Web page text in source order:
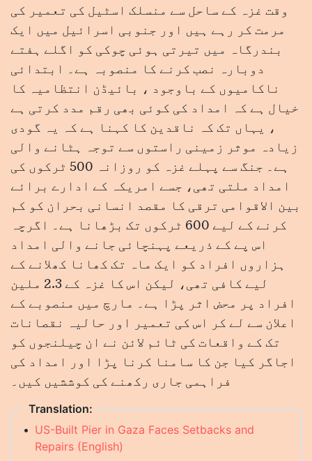
وقت غزہ کے ساحل سے منسلک اسٹیل کی تعمیر کی
مرمت کر رہے ہیں اور جنوبی اسرائیل میں ایک
بندرگاہ میں تیرتی ہوئی چوکی کو اگلے ہفتے
دوبارہ نصب کرنے کا منصوبہ ہے۔ ابتدائی
ناکامیوں کے باوجود ، بائیڈن انتظامیہ کا
خیال ہے کہ امداد کی کوئی بھی رقم مدد کرتی ہے
، یہاں تک کہ ناقدین کا کہنا ہے کہ یہ گودی
زیادہ موثر زمینی راستوں سے توجہ ہٹانے والی
ہے۔ جنگ سے پہلے غزہ کو روزانہ 500 ٹرکوں کی
امداد ملتی تھی، جسے امریکہ کے ادارے برائے
بین الاقوامی ترقی کا مقصد انسانی بحران کو کم
کرنے کے لیے 600 ٹرکوں تک بڑھانا ہے۔ اگرچہ
اس پے کے ذریعے پہنچائی جانے والی امداد
ہزاروں افراد کو ایک ماہ تک کھانا کھلانے کے
لیے کافی تھی، لیکن اس کا غزہ کے 2.3 ملین
افراد پر محض اثر پڑا ہے۔ مارچ میں منصوبے کے
اعلان سے لے کر اس کی تعمیر اور حالیہ نقصانات
تک کے واقعات کی ٹائم لائن نے ان چیلنجوں کو
اجاگر کیا جن کا سامنا کرنا پڑا اور امداد کی
فراہمی جاری رکھنے کی کوششیں کیں۔
Translation:
• US-Built Pier in Gaza Faces Setbacks and
Repairs (English)